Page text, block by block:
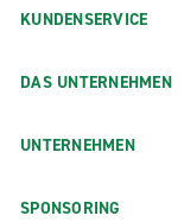
KUNDENSERVICE
DAS UNTERNEHMEN
UNTERNEHMEN
SPONSORING